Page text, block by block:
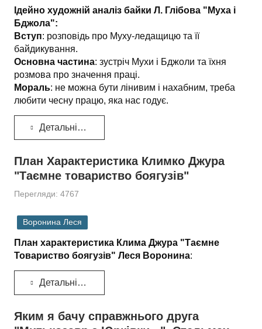
Ідейно художній аналіз байки Л. Глібова "Муха і
Бджола":
Вступ: розповідь про Муху-ледащицю та її
байдикування.
Основна частина: зустріч Мухи і Бджоли та їхня
розмова про значення праці.
Мораль: не можна бути лінивим і нахабним, треба
любити чесну працю, яка нас годує.
Детальніше...
План Характеристика Климко Джура
"Таємне товариство боягузів"
Перегляди: 4767
Воронина Леся
План характеристика Клима Джура "Таємне
Товариство боягузів" Леся Воронина:
Детальніше...
Яким я бачу справжнього друга